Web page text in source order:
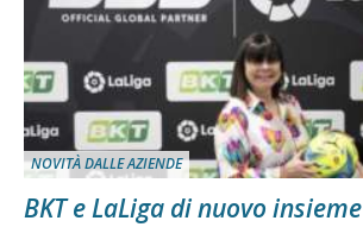
NOVITÀ DALLE AZIENDE
BKT e LaLiga di nuovo insieme